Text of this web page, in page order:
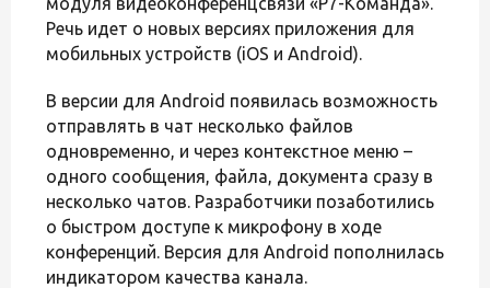
Речь идет о новых версиях приложения для
мобильных устройств (iOS и Android).
В версии для Android появилась возможность
отправлять в чат несколько файлов
одновременно, и через контекстное меню –
одного сообщения, файла, документа сразу в
несколько чатов. Разработчики позаботились
о быстром доступе к микрофону в ходе
конференций. Версия для Android пополнилась
индикатором качества канала.